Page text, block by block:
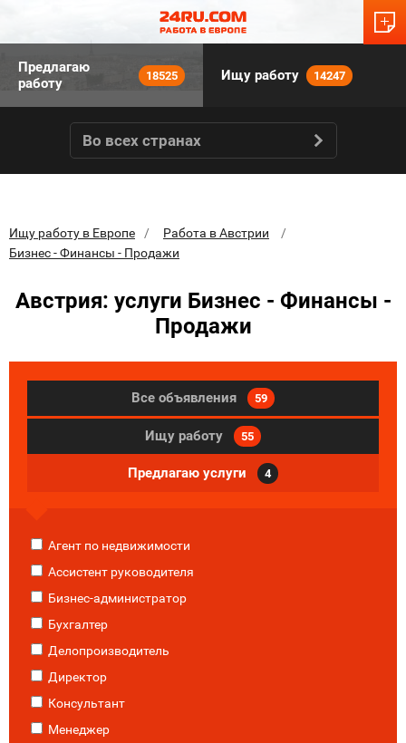
Предлагаю
работу
18525 Ищу работу 14247
Во всех странах
Ищу работу в Европе
Работа в Австрии
Бизнес - Финансы - Продажи
Австрия: услуги Бизнес - Финансы -
Продажи
Все объявления 59
Ищу работу 55
Предлагаю услуги 4
Агент по недвижимости
Ассистент руководителя
Бизнес-администратор
Бухгалтер
Делопроизводитель
Директор
Консультант
Менеджер